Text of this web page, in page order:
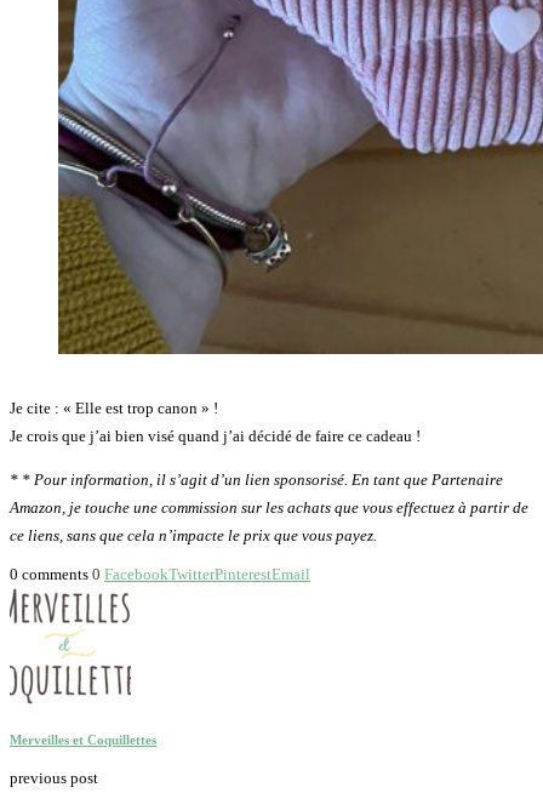
Je cite : « Elle est trop canon » !
Je crois que j’ai bien visé quand j’ai décidé de faire ce cadeau !
* * Pour information, il s’agit d’un lien sponsorisé. En tant que Partenaire
Amazon, je touche une commission sur les achats que vous effectuez à partir de
ce liens, sans que cela n’impacte le prix que vous payez.
0 comments 0 FacebookTwitterPinterestEmail
Merveilles et Coquillettes
previous post